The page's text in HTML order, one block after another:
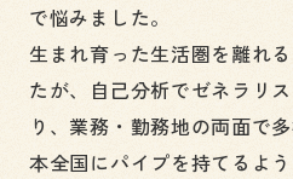
で悩みました。
生まれ育った生活圏を離れ
たが、自己分析でゼネラリ
り、業務・勤務地の両面で
本全国にパイプを持てるよ